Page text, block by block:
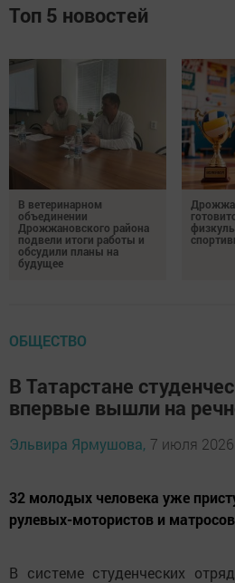
Топ 5 новостей
В ветеринарном
объединении
Дрожжановского района
подвели итоги работы и
обсудили планы на
будущее
ОБЩЕСТВО
В Татарстане
впервые вышли на
Эльвира Ярмушова, 7 июля
32 молодых человека уже
рулевых-мотористов и
В системе студенческих